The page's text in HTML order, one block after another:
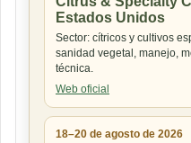
Estados Unidos
Sector: cítricos y cultivos
sanidad vegetal, manejo,
técnica.
Web oficial
18–20 de agosto de 2026